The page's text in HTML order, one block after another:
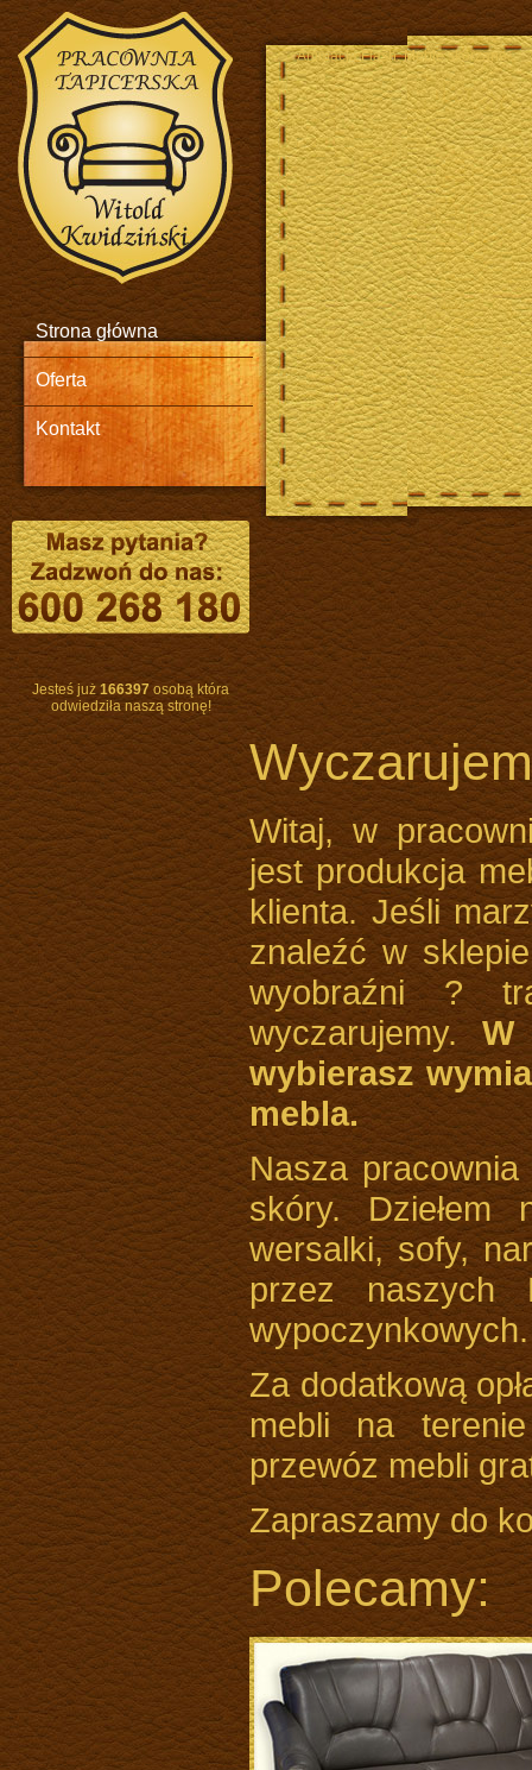
Animacja Flash. Meble skórzane.
Pomiń nawigacje
Strona główna
Oferta
Kontakt
Jesteś już 166397 osobą która
odwiedziła naszą stronę!
Witaj, w
jest produkcja
klienta. Jeśli
znaleźć w
wyobraźni ?
wyczarujemy.W
wybierasz
mebla.
Nasza
skóry. Dziełem
wersalki, sofy,
przez naszych
wypoczynkowych.
Za dodatkową
mebli na
przewóz mebli
Zapraszamy do
Polecamy: